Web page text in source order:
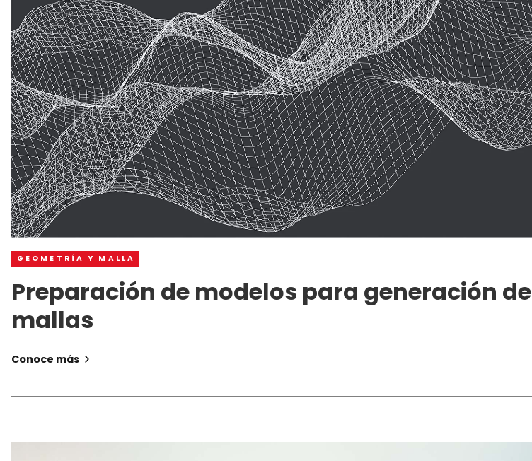
GEOMETRÍA Y MALLA
Preparación de modelos para generación de
mallas
Conoce más